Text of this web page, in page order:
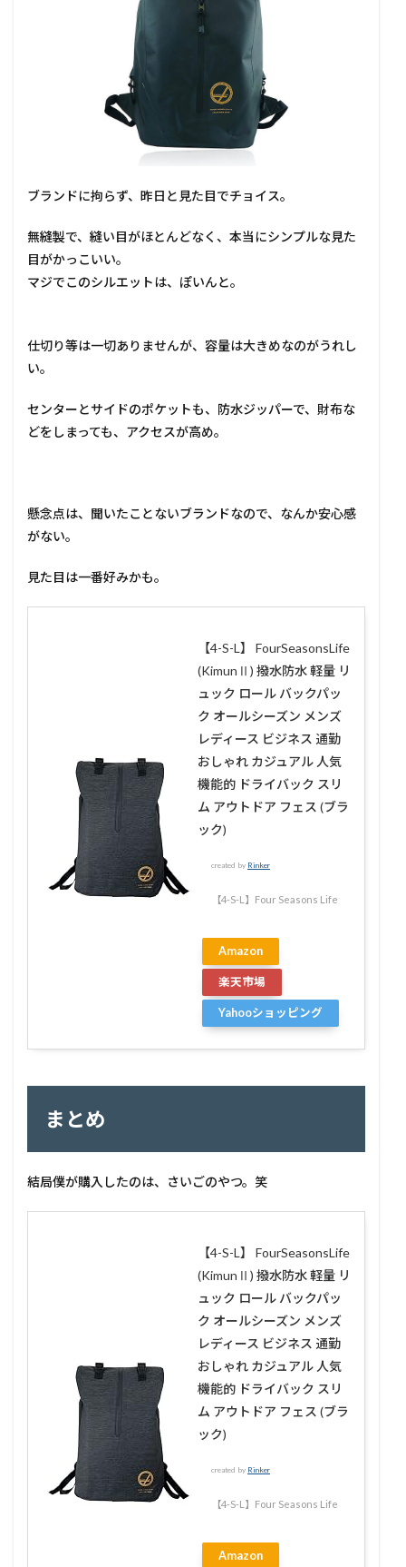
ブランドに拘らず、昨日と見た目でチョイス。
無縫製で、縫い目がほとんどなく、本当にシンプルな見た
目がかっこいい。
マジでこのシルエットは、ぽいんと。
仕切り等は一切ありませんが、容量は大きめなのがうれし
い。
センターとサイドのポケットも、防水ジッパーで、財布な
どをしまっても、アクセスが高め。
懸念点は、聞いたことないブランドなので、なんか安心感
がない。
見た目は一番好みかも。
【4-S-L】 FourSeasonsLife
(KimunⅡ) 撥水防水 軽量 リ
ュック ロール バックパッ
ク オールシーズン メンズ
レディース ビジネス 通勤
おしゃれ カジュアル 人気
機能的 ドライバック スリ
ム アウトドア フェス (ブラ
ック)
created by Rinker
【4-S-L】Four Seasons Life
Amazon
楽天市場
Yahooショッピング
まとめ
結局僕が購入したのは、さいごのやつ。笑
【4-S-L】 FourSeasonsLife
(KimunⅡ) 撥水防水 軽量 リ
ュック ロール バックパッ
ク オールシーズン メンズ
レディース ビジネス 通勤
おしゃれ カジュアル 人気
機能的 ドライバック スリ
ム アウトドア フェス (ブラ
ック)
created by Rinker
【4-S-L】Four Seasons Life
Amazon